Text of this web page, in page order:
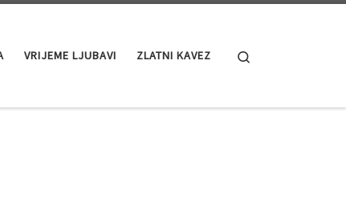
VRIJEME LJUBAVI ZLATNI KAVEZ